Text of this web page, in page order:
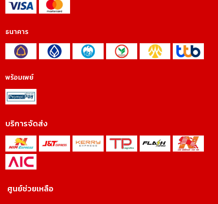
ธนาคาร
พร้อมเพย์
บริการจัดส่ง
ศูนย์ช่วยเหลือ